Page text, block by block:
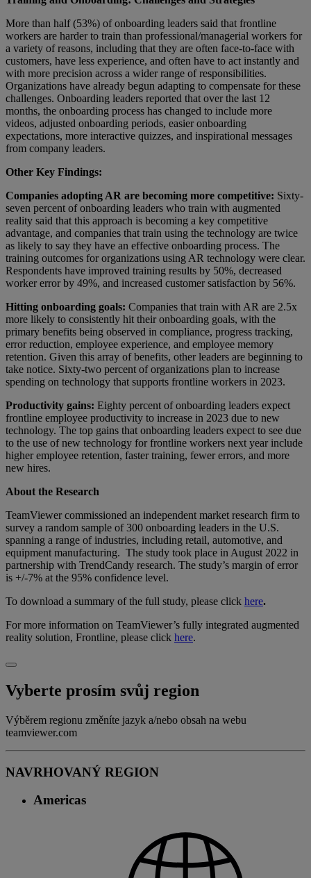
More than half (53%) of onboarding leaders said that frontline
workers are harder to train than professional/managerial workers for
a variety of reasons, including that they are often face-to-face with
customers, have less experience, and often have to act instantly and
with more precision across a wider range of responsibilities.
Organizations have already begun adapting to compensate for these
challenges. Onboarding leaders reported that over the last 12
months, the onboarding process has changed to include more
videos, adjusted onboarding periods, easier onboarding
expectations, more interactive quizzes, and inspirational messages
from company leaders.
Other Key Findings:
Companies adopting AR are becoming more competitive: Sixty-
seven percent of onboarding leaders who train with augmented
reality said that this approach is becoming a key competitive
advantage, and companies that train using the technology are twice
as likely to say they have an effective onboarding process. The
training outcomes for organizations using AR technology were clear.
Respondents have improved training results by 50%, decreased
worker error by 49%, and increased customer satisfaction by 56%.
Hitting onboarding goals: Companies that train with AR are 2.5x
more likely to consistently hit their onboarding goals, with the
primary benefits being observed in compliance, progress tracking,
error reduction, employee experience, and employee memory
retention. Given this array of benefits, other leaders are beginning to
take notice. Sixty-two percent of organizations plan to increase
spending on technology that supports frontline workers in 2023.
Productivity gains: Eighty percent of onboarding leaders expect
frontline employee productivity to increase in 2023 due to new
technology. The top gains that onboarding leaders expect to see due
to the use of new technology for frontline workers next year include
higher employee retention, faster training, fewer errors, and more
new hires.
About the Research
TeamViewer commissioned an independent market research firm to
survey a random sample of 300 onboarding leaders in the U.S.
spanning a range of industries, including retail, automotive, and
equipment manufacturing. The study took place in August 2022 in
partnership with TrendCandy research. The study’s margin of error
is +/-7% at the 95% confidence level.
To download a summary of the full study, please click here.
For more information on TeamViewer’s fully integrated augmented
reality solution, Frontline, please click here.
Vyberte prosím svůj region
Výběrem regionu změníte jazyk a/nebo obsah na webu
teamviewer.com
NAVRHOVANÝ REGION
Americas